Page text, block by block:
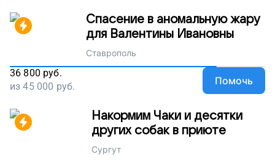
Спасение в аномальную жару
для Валентины Ивановны
Ставрополь
36 800 руб.
из45 000 руб. Помочь
Накормим Чаки и десятки
других собак в приюте
Сургут